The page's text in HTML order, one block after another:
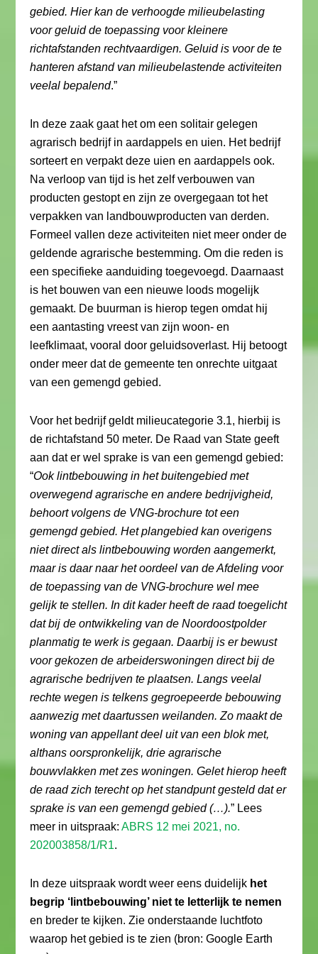
gebied. Hier kan de verhoogde milieubelasting
voor geluid de toepassing voor kleinere
richtafstanden rechtvaardigen. Geluid is voor de te
hanteren afstand van milieubelastende activiteiten
veelal bepalend.”
In deze zaak gaat het om een solitair gelegen
agrarisch bedrijf in aardappels en uien. Het bedrijf
sorteert en verpakt deze uien en aardappels ook.
Na verloop van tijd is het zelf verbouwen van
producten gestopt en zijn ze overgegaan tot het
verpakken van landbouwproducten van derden.
Formeel vallen deze activiteiten niet meer onder de
geldende agrarische bestemming. Om die reden is
een specifieke aanduiding toegevoegd. Daarnaast
is het bouwen van een nieuwe loods mogelijk
gemaakt. De buurman is hierop tegen omdat hij
een aantasting vreest van zijn woon- en
leefklimaat, vooral door geluidsoverlast. Hij betoogt
onder meer dat de gemeente ten onrechte uitgaat
van een gemengd gebied.
Voor het bedrijf geldt milieucategorie 3.1, hierbij is
de richtafstand 50 meter. De Raad van State geeft
aan dat er wel sprake is van een gemengd gebied:
“Ook lintbebouwing in het buitengebied met
overwegend agrarische en andere bedrijvigheid,
behoort volgens de VNG-brochure tot een
gemengd gebied. Het plangebied kan overigens
niet direct als lintbebouwing worden aangemerkt,
maar is daar naar het oordeel van de Afdeling voor
de toepassing van de VNG-brochure wel mee
gelijk te stellen. In dit kader heeft de raad toegelicht
dat bij de ontwikkeling van de Noordoostpolder
planmatig te werk is gegaan. Daarbij is er bewust
voor gekozen de arbeiderswoningen direct bij de
agrarische bedrijven te plaatsen. Langs veelal
rechte wegen is telkens gegroepeerde bebouwing
aanwezig met daartussen weilanden. Zo maakt de
woning van appellant deel uit van een blok met,
althans oorspronkelijk, drie agrarische
bouwvlakken met zes woningen. Gelet hierop heeft
de raad zich terecht op het standpunt gesteld dat er
sprake is van een gemengd gebied (…).” Lees
meer in uitspraak:ABRS 12 mei 2021, no.
202003858/1/R1.
In deze uitspraak wordt weer eens duidelijk het
begrip ‘lintbebouwing’ niet te letterlijk te nemen
en breder te kijken. Zie onderstaande luchtfoto
waarop het gebied is te zien (bron: Google Earth